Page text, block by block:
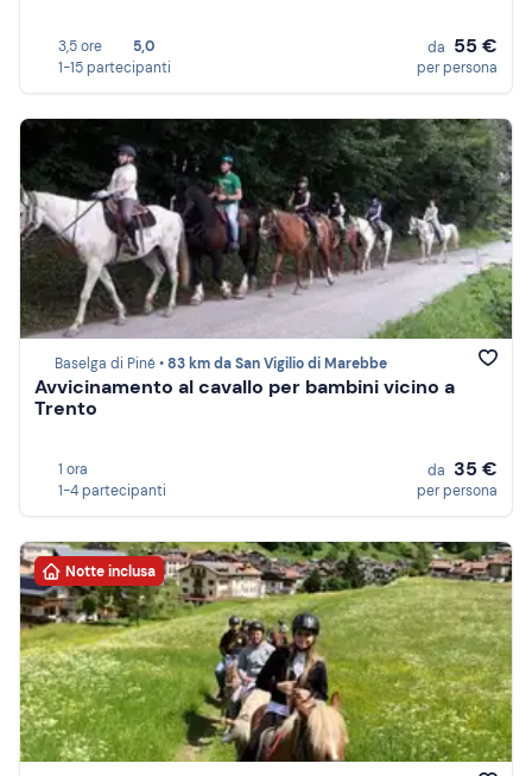
3,5 ore
5,0
1-15 partecipanti
da 55 €
per persona
Baselga di Piné •83 km da San Vigilio di Marebbe
Avvicinamento al cavallo per bambini vicino a
Trento
1 ora
1-4 partecipanti
da 35 €
per persona
Notte inclusa